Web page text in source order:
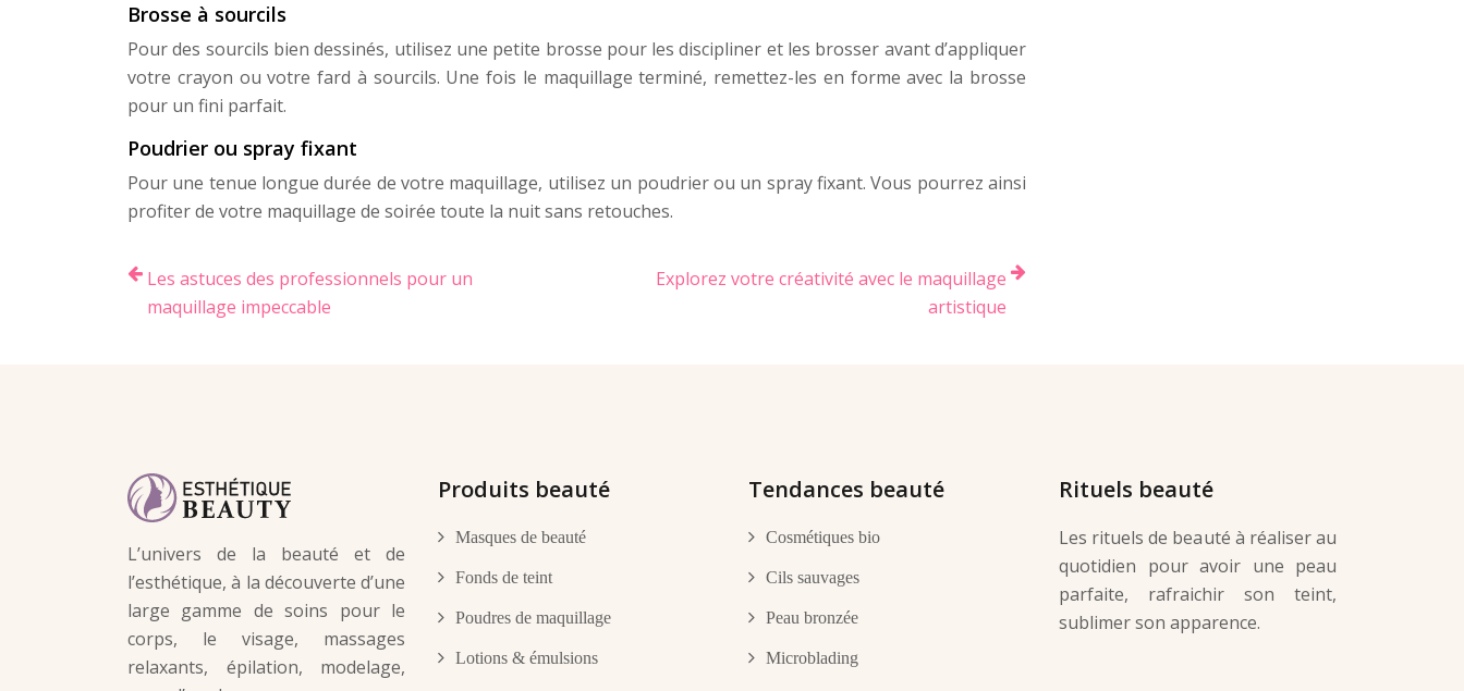
Brosse à sourcils
Pour des sourcils bien dessinés, utilisez une petite brosse pour les discipliner et les brosser avant d’appliquer
votre crayon ou votre fard à sourcils. Une fois le maquillage terminé, remettez-les en forme avec la brosse
pour un fini parfait.
Poudrier ou spray fixant
Pour une tenue longue durée de votre maquillage, utilisez un poudrier ou un spray fixant. Vous pourrez ainsi
profiter de votre maquillage de soirée toute la nuit sans retouches.
Les astuces des professionnels pour un
maquillage impeccable
Explorez votre créativité avec le maquillage
artistique
L’univers de la beauté et de
l’esthétique, à la découverte d’une
large gamme de soins pour le
corps, le visage, massages
relaxants, épilation, modelage,
Produits beauté
Masques de beauté
Fonds de teint
Poudres de maquillage
Lotions & émulsions
Tendances beauté
Cosmétiques bio
Cils sauvages
Peau bronzée
Microblading
Rituels beauté
Les rituels de beauté à réaliser au
quotidien pour avoir une peau
parfaite, rafraichir son teint,
sublimer son apparence.